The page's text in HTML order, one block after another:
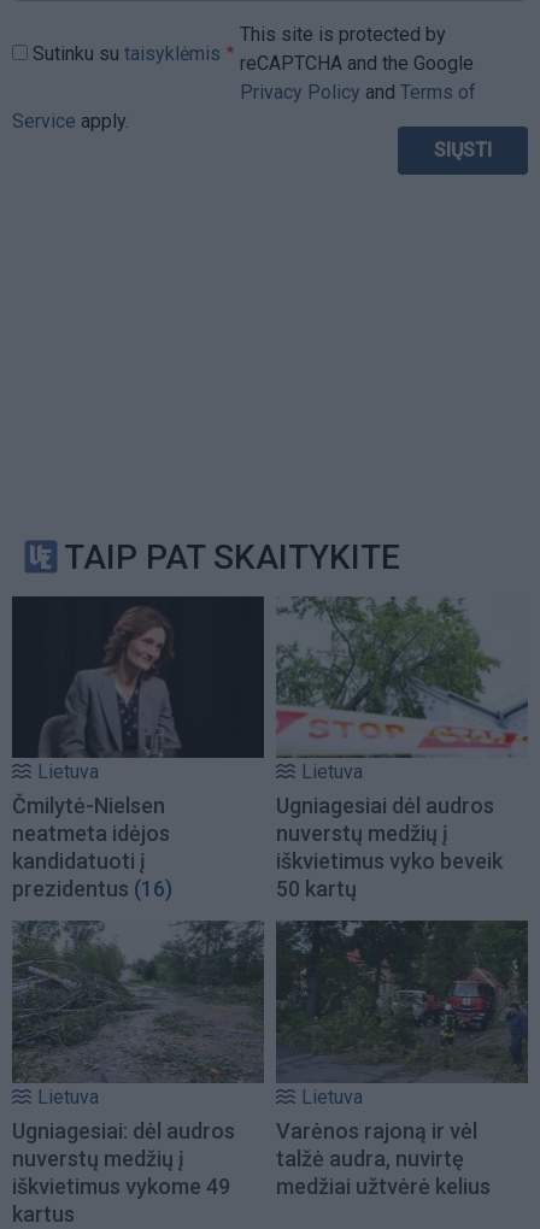
Sutinku su taisyklėmis
This site is protected by
reCAPTCHA and the Google
Privacy Policy and Terms of
Service apply.
TAIP PAT SKAITYKITE
Lietuva
Čmilytė-Nielsen
neatmeta idėjos
kandidatuoti į
prezidentus (16)
Lietuva
Ugniagesiai dėl audros
nuverstų medžių į
iškvietimus vyko beveik
50 kartų
Lietuva
Ugniagesiai: dėl audros
nuverstų medžių į
iškvietimus vykome 49
kartus
Lietuva
Varėnos rajoną ir vėl
talžė audra, nuvirtę
medžiai užtvėrė kelius